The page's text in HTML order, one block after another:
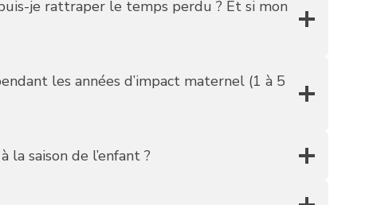
je rattraper le temps perdu ? Et si mon
les années d’impact maternel (1 à 5
saison de l’enfant ?